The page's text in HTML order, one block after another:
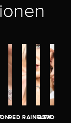
RED RAINBOW
FLEX